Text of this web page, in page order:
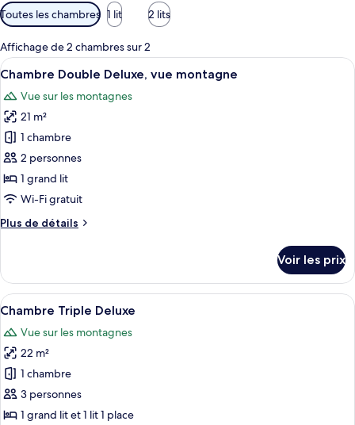
e
Filtres
disponibles
pour
les
chambres
Toutes les chambres 1 lit 2 lits
Affichage de 2 chambres sur 2
Afficher
toutes
les
photos
pour
ce
type
de
chambre :
Chambre
vue
montagne
Une chambre à coucher avec un lit,
14
Chambre Double Deluxe, vue montagne
Vue sur les montagnes
21 m²
1 chambre
2 personnes
1 grand lit
Wi-Fi gratuit
Plus de détails
Plus
le
type
de
Chambre
Double
Deluxe,
vue
montagne
Voir les prix
Afficher
toutes
les
photos
pour
ce
type
Un lit double avec une tête de lit en
12
Chambre Triple Deluxe
Vue sur les montagnes
22 m²
1 chambre
3 personnes
1 grand lit et 1 lit 1 place